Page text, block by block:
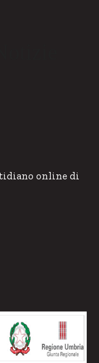
online di